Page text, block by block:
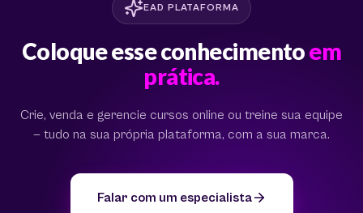
EAD PLATAFORMA
Coloque esse conhecimentoem
prática.
Crie, venda e gerencie cursos online ou treine sua equipe
— tudo na sua própria plataforma, com a sua marca.
Falar com um especialista